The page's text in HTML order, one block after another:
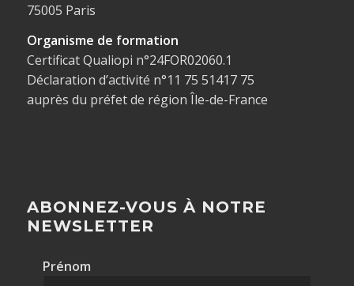
75005 Paris
Organisme de formation
Certificat Qualiopi n°24FOR02060.1
Déclaration d’activité n°11 75 51417 75
auprès du préfet de région Île-de-France
ABONNEZ-VOUS À NOTRE
NEWSLETTER
Prénom